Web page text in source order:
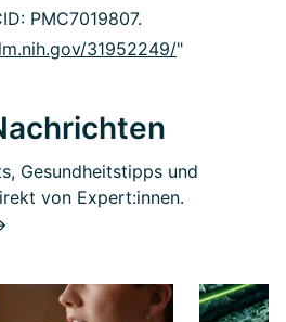
PMC7019807.
31952249/"
Gesundheitstipps und
von Expert:innen.